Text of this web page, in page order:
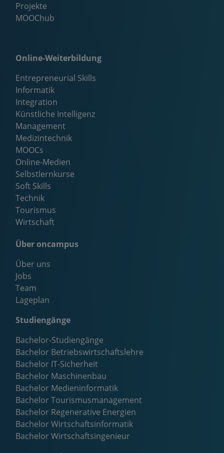
Projekte
MOOChub
Online-Weiterbildung
Entrepreneurial Skills
Informatik
Integration
Künstliche Intelligenz
Management
Medizintechnik
MOOCs
Online-Medien
Selbstlernkurse
Soft Skills
Technik
Tourismus
Wirtschaft
Über oncampus
Über uns
Jobs
Team
Lageplan
Studiengänge
Bachelor-Studiengänge
Bachelor Betriebswirtschaftslehre
Bachelor IT-Sicherheit
Bachelor Maschinenbau
Bachelor Medieninformatik
Bachelor Tourismusmanagement
Bachelor Regenerative Energien
Bachelor Wirtschaftsinformatik
Bachelor Wirtschaftsingenieur